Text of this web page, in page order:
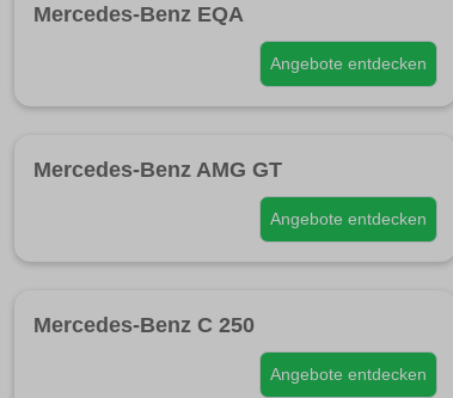
Mercedes-Benz EQA
Angebote entdecken
Mercedes-Benz AMG GT
Angebote entdecken
Mercedes-Benz C 250
Angebote entdecken